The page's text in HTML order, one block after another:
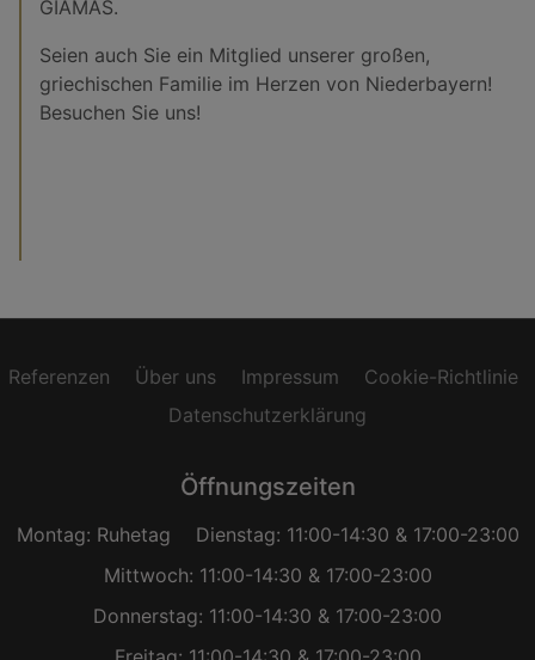
GIAMAS.
Seien auch Sie ein Mitglied unserer großen,
griechischen Familie im Herzen von Niederbayern!
Besuchen Sie uns!
Referenzen Über uns Impressum
Cookie-Richtlinie
Datenschutzerklärung
Öffnungszeiten
Montag: Ruhetag
Dienstag: 11:00-14:30 & 17:00-23:00
Mittwoch: 11:00-14:30 & 17:00-23:00
Donnerstag: 11:00-14:30 & 17:00-23:00